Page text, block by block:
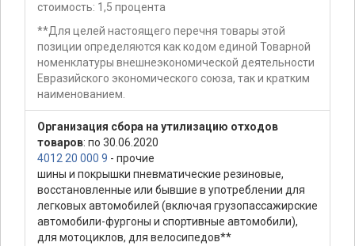
стоимость: 1,5 процента
**Для целей настоящего перечня товары этой
позиции определяются как кодом единой Товарной
номенклатуры внешнеэкономической деятельности
Евразийского экономического союза, так и кратким
наименованием.
Организация сбора на утилизацию отходов
товаров: по 30.06.2020
4012 20 000 9 - прочие
шины и покрышки пневматические резиновые,
восстановленные или бывшие в употреблении для
легковых автомобилей (включая грузопассажирские
автомобили-фургоны и спортивные автомобили),
для мотоциклов, для велосипедов**